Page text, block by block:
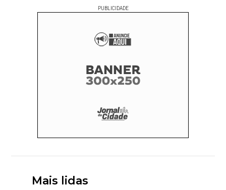
PUBLICIDADE
Mais lidas